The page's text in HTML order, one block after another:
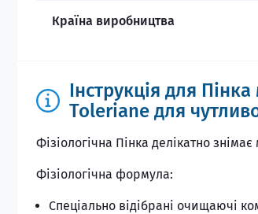
Країна виробництва
Інструкція для
Toleriane для
Фізіологічна Пінка делікатно
Фізіологічна формула:
Спеціально відібрані очищаючі